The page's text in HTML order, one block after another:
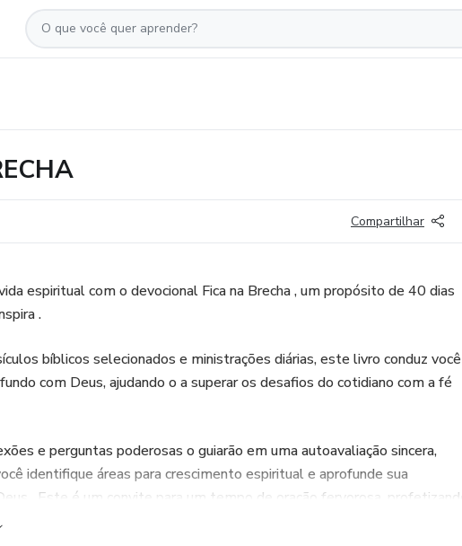
Compartilhar
espiritual com o devocional Fica na Brecha , um propósito de 40 dias
.
bíblicos selecionados e ministrações diárias, este livro conduz você
com Deus, ajudando o a superar os desafios do cotidiano com a fé
e perguntas poderosas o guiarão em uma autoavaliação sincera,
identifique áreas para crescimento espiritual e aprofunde sua
. Este é um convite para um tempo de oração fervorosa, profetizando
em todas as áreas da sua vida.